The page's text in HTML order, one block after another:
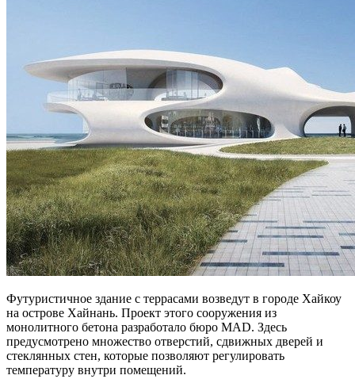
Футуристичное здание с террасами возведут в городе Хайкоу
на острове Хайнань. Проект этого сооружения из
монолитного бетона разработало бюро MAD. Здесь
предусмотрено множество отверстий, сдвижных дверей и
стеклянных стен, которые позволяют регулировать
температуру внутри помещений.